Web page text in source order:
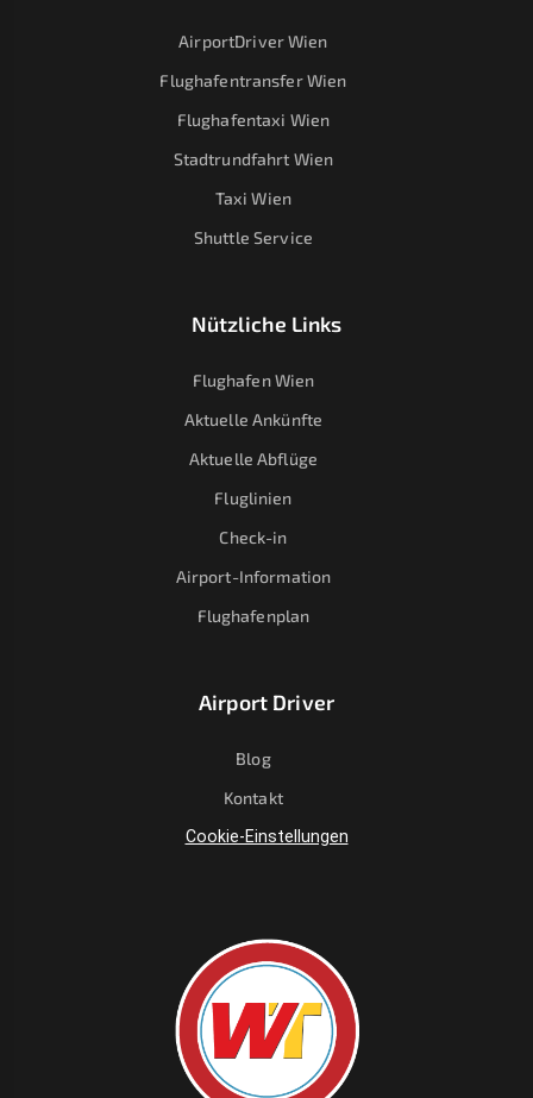
AirportDriver Wien
Flughafentransfer Wien
Flughafentaxi Wien
Stadtrundfahrt Wien
Taxi Wien
Shuttle Service
Nützliche Links
Flughafen Wien
Aktuelle Ankünfte
Aktuelle Abflüge
Fluglinien
Check-in
Airport-Information
Flughafenplan
Airport Driver
Blog
Kontakt
Cookie-Einstellungen